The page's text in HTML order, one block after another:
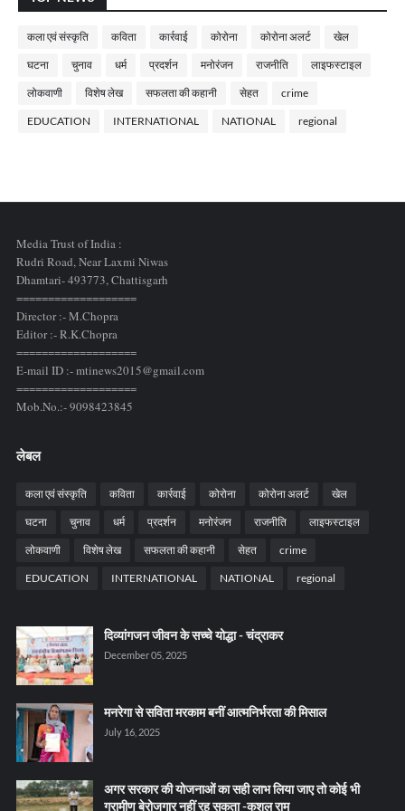
कला एवं संस्कृति कविता कार्रवाई कोरोना कोरोना अलर्ट खेल
घटना चुनाव धर्म प्रदर्शन मनोरंजन राजनीति लाइफस्टाइल
लोकवाणी विशेष लेख सफलता की कहानी सेहत crime
EDUCATION INTERNATIONAL NATIONAL regional
Media Trust of India :
Rudri Road, Near Laxmi Niwas
Dhamtari- 493773,Chattisgarh
===================
Director :- M.Chopra
Editor :- R.K.Chopra
===================
E-mail ID :- mtinews2015@gmail.com
===================
Mob.No.:- 9098423845
लेबल
कला एवं संस्कृति कविता कार्रवाई कोरोना कोरोना अलर्ट खेल
घटना चुनाव धर्म प्रदर्शन मनोरंजन राजनीति लाइफस्टाइल
लोकवाणी विशेष लेख सफलता की कहानी सेहत crime
EDUCATION INTERNATIONAL NATIONAL regional
दिव्यांगजन जीवन के सच्चे योद्धा - चंद्राकर
December 05, 2025
मनरेगा से सविता मरकाम बनीं आत्मनिर्भरता की मिसाल
July 16, 2025
अगर सरकार की योजनाओं का सही लाभ लिया जाए तो कोई भी
ग्रामीण बेरोजगार नहीं रह सकता -कुशल राम